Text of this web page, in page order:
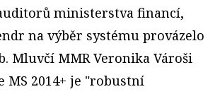
ministerstva financí,
na výběr systému provázelo
Mluvčí MMR Veronika Vároši
MS 2014+ je "robustní